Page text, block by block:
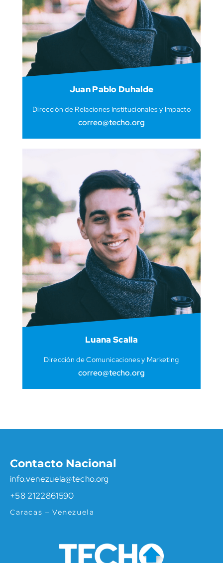
Juan Pablo Duhalde
Dirección de Relaciones Institucionales y Impacto
correo@techo.org
Luana Scalla
Dirección de Comunicaciones y Marketing
correo@techo.org
Contacto Nacional
info.venezuela@techo.org
+58 2122861590
Caracas – Venezuela